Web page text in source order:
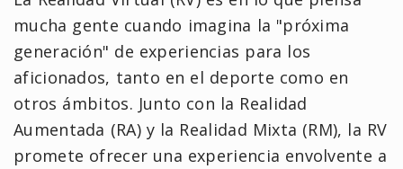
mucha gente cuando imagina la "próxima
generación" de experiencias para los
aficionados, tanto en el deporte como en
otros ámbitos. Junto con la Realidad
Aumentada (RA) y la Realidad Mixta (RM), la RV
promete ofrecer una experiencia envolvente a